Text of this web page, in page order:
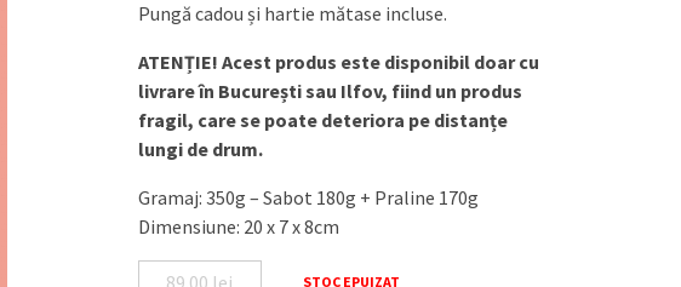
Pungă cadou și hartie mătase incluse.
ATENȚIE! Acest produs este disponibil doar cu
livrare în București sau Ilfov, fiind un produs
fragil, care se poate deteriora pe distanțe
lungi de drum.
Gramaj: 350g – Sabot 180g + Praline 170g
Dimensiune: 20 x 7 x 8cm
89.00 lei STOC EPUIZAT